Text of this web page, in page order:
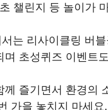
챌린지 등 놀이가
는 리사이클링 버
며 초성퀴즈 이벤트
께 즐기면서 환경의
가을 놓치지 마세요.